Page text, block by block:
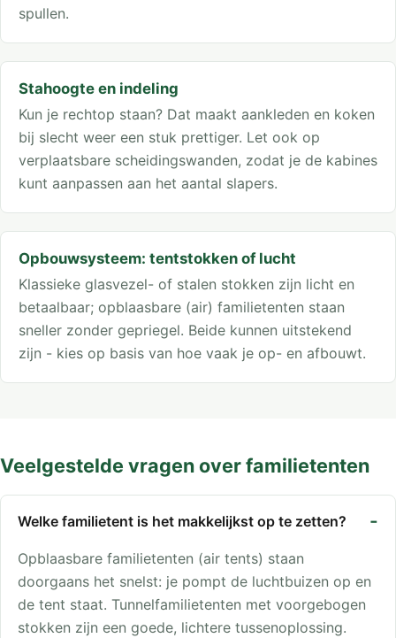
spullen.
Stahoogte en indeling
Kun je rechtop staan? Dat maakt aankleden en koken
bij slecht weer een stuk prettiger. Let ook op
verplaatsbare scheidingswanden, zodat je de kabines
kunt aanpassen aan het aantal slapers.
Opbouwsysteem: tentstokken of lucht
Klassieke glasvezel- of stalen stokken zijn licht en
betaalbaar; opblaasbare (air) familietenten staan
sneller zonder gepriegel. Beide kunnen uitstekend
zijn - kies op basis van hoe vaak je op- en afbouwt.
Veelgestelde vragen over familietenten
Welke familietent is het makkelijkst op te zetten?
Opblaasbare familietenten (air tents) staan
doorgaans het snelst: je pompt de luchtbuizen op en
de tent staat. Tunnelfamilietenten met voorgebogen
stokken zijn een goede, lichtere tussenoplossing.